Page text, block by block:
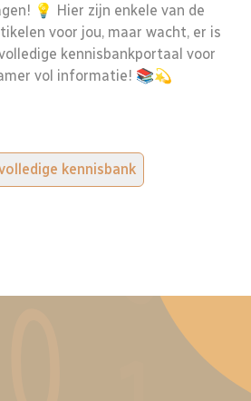
💡 Hier zijn enkele van de
voor jou, maar wacht, er is
kennisbankportaal voor
vol informatie! 📚💫
kennisbank